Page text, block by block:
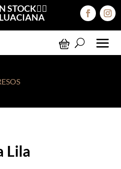
STOCK❤️‍🔥
> Básico Lucia Lila
Lila